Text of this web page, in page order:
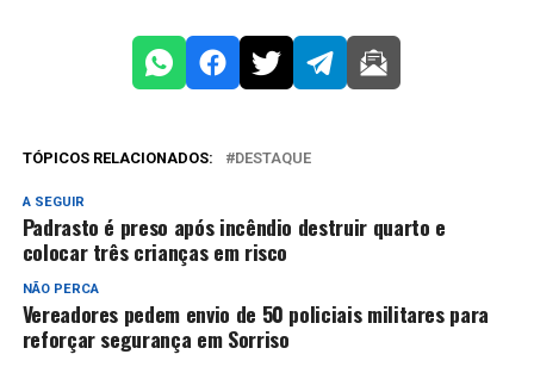
TÓPICOS RELACIONADOS: DESTAQUE
A SEGUIR
Padrasto é preso após incêndio destruir quarto e
colocar três crianças em risco
NÃO PERCA
Vereadores pedem envio de 50 policiais militares para
reforçar segurança em Sorriso